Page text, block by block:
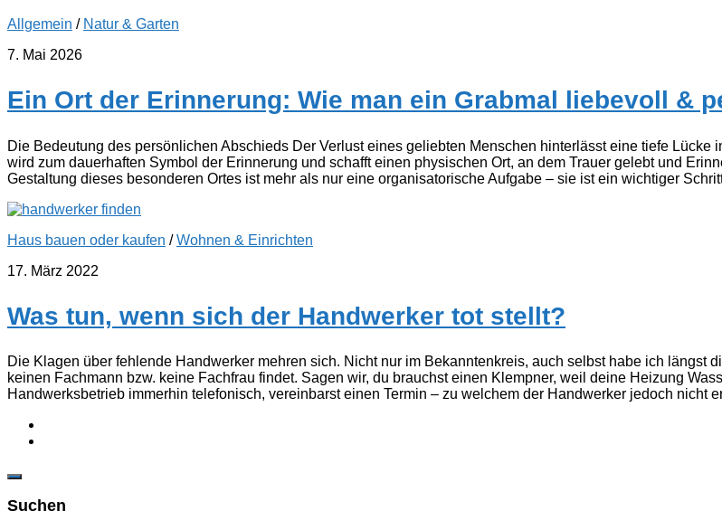
Allgemein / Natur & Garten
7. Mai 2026
Ein Ort der Erinnerung: Wie man ein Grabmal liebevoll &
Die Bedeutung des persönlichen Abschieds Der Verlust eines geliebten Menschen hinterlässt eine tiefe Lücke
wird zum dauerhaften Symbol der Erinnerung und schafft einen physischen Ort, an dem Trauer gelebt und
Gestaltung dieses besonderen Ortes ist mehr als nur eine organisatorische Aufgabe – sie ist ein wichtiger
Haus bauen oder kaufen /Wohnen & Einrichten
17. März 2022
Was tun, wenn sich der Handwerker tot stellt?
Die Klagen über fehlende Handwerker mehren sich. Nicht nur im Bekanntenkreis, auch selbst habe ich längst
keinen Fachmann bzw. keine Fachfrau findet. Sagen wir, du brauchst einen Klempner, weil deine Heizung
Handwerksbetrieb immerhin telefonisch, vereinbarst einen Termin – zu welchem der Handwerker jedoch nicht
Suchen